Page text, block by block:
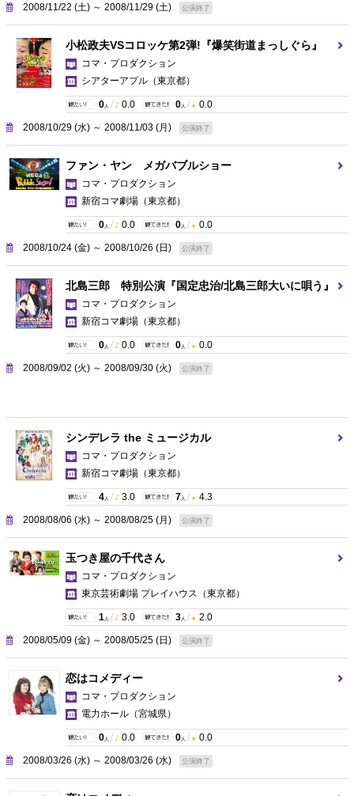
2008/11/22 (土) ～ 2008/11/29 (土) 公演終了
小松政夫VSコロッケ第2弾!『爆笑街道まっしぐら』
コマ・プロダクション
シアターアプル （東京都）
0 人 / 0.0 0 人 / 0.0
2008/10/29 (水) ～ 2008/11/03 (月) 公演終了
ファン・ヤン メガバブルショー
コマ・プロダクション
新宿コマ劇場 （東京都）
0 人 / 0.0 0 人 / 0.0
2008/10/24 (金) ～ 2008/10/26 (日) 公演終了
北島三郎 特別公演『国定忠治/北島三郎大いに唄う』
コマ・プロダクション
新宿コマ劇場 （東京都）
0 人 / 0.0 0 人 / 0.0
2008/09/02 (火) ～ 2008/09/30 (火) 公演終了
シンデレラ the ミュージカル
コマ・プロダクション
新宿コマ劇場 （東京都）
4 人 / 3.0 7 人 / 4.3
2008/08/06 (水) ～ 2008/08/25 (月) 公演終了
玉つき屋の千代さん
コマ・プロダクション
東京芸術劇場 プレイハウス （東京都）
1 人 / 3.0 3 人 / 2.0
2008/05/09 (金) ～ 2008/05/25 (日) 公演終了
恋はコメディー
コマ・プロダクション
電力ホール （宮城県）
0 人 / 0.0 0 人 / 0.0
2008/03/26 (水) ～ 2008/03/26 (水) 公演終了